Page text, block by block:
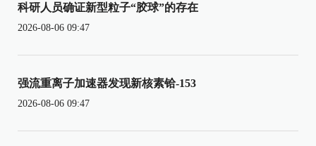
科研人员确证新型粒子“胶球”的存在
2026-08-06 09:47
强流重离子加速器发现新核素铪-153
2026-08-06 09:47